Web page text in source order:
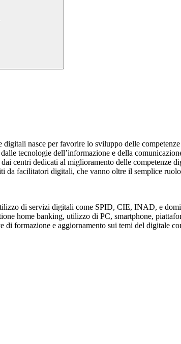
nasce per favorire lo sviluppo delle
tecnologie dell’informazione e della
centri dedicati al miglioramento delle competenze
da facilitatori digitali, che vanno oltre il semplice
di servizi digitali come SPID, CIE, INAD, e
home banking, utilizzo di PC, smartphone,
formazione e aggiornamento sui temi del digitale